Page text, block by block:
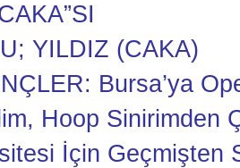
YILDIZ (CAKA)
Bursa’ya
Hoop Sinirimden
İçin Geçmişten